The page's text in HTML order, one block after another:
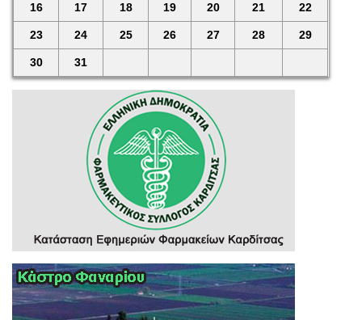
16 17 18 19 20 21 22
23 24 25 26 27 28 29
30 31